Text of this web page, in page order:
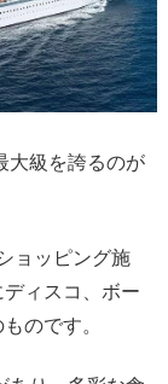
大級を誇るのが
ョッピング施
ィスコ、ボー
のです。